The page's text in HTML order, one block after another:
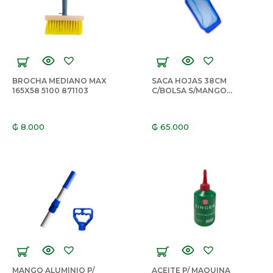
BROCHA MEDIANO MAX
165X58 5100 871103
₲ 8.000
SACA HOJAS 38CM
C/BOLSA S/MANGO
₲ 65.000
MANGO ALUMINIO P/ ACEITE P/ MAQUINA